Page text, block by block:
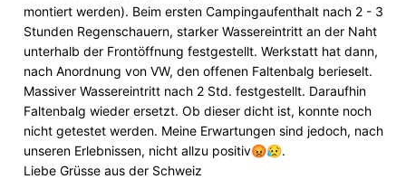
montiert werden). Beim ersten Campingaufenthalt nach 2 - 3
Stunden Regenschauern, starker Wassereintritt an der Naht
unterhalb der Frontöffnung festgestellt. Werkstatt hat dann,
nach Anordnung von VW, den offenen Faltenbalg berieselt.
Massiver Wassereintritt nach 2 Std. festgestellt. Daraufhin
Faltenbalg wieder ersetzt. Ob dieser dicht ist, konnte noch
nicht getestet werden. Meine Erwartungen sind jedoch, nach
unseren Erlebnissen, nicht allzu positiv😡😥.
Liebe Grüsse aus der Schweiz